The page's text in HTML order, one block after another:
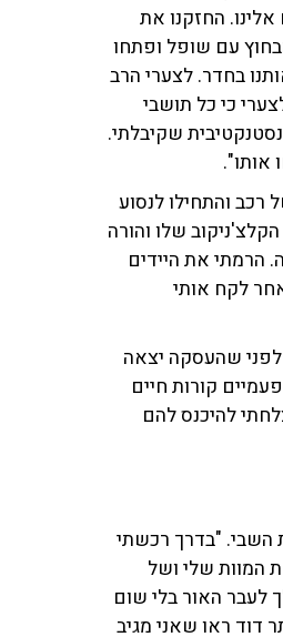
אלינו. החזקנו את
עם שופל ופתחו
בחדר. לצערי הרב
כי כל תושבי
שקיבלתי.
אותו".
והתחילו לנסוע
שלו והורה
הרמתי את היידים
לקח אותי
שהעסקה יצאה
קורות חיים
להיכנס להם
השבי. "בדרך רכשתי
המוות שלי ושל
לעבר האור בלי שום
דוד ראו שאני מגיב